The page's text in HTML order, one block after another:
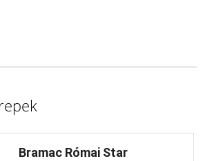
Bramac Római Star